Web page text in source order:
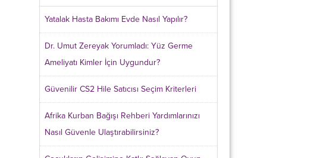
Yatalak Hasta Bakımı Evde Nasıl Yapılır?
Dr. Umut Zereyak Yorumladı: Yüz Germe
Ameliyatı Kimler İçin Uygundur?
Güvenilir CS2 Hile Satıcısı Seçim Kriterleri
Afrika Kurban Bağışı Rehberi Yardımlarınızı
Nasıl Güvenle Ulaştırabilirsiniz?